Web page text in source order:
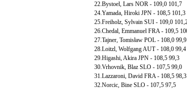
22.Bystoel, Lars NOR - 109,0 101,7
24.Yamada, Hiroki JPN - 108,5 101,3
25.Freiholz, Sylvain SUI - 109,0
26.Chedal, Emmanuel FRA - 109,5
27.Tajner, Tomisław POL - 108,0 99,9
28.Loitzl, Wolfgang AUT - 108,0 99,4
29.Higashi, Akira JPN - 108,5 99,3
30.Vrhovnik, Blaz SLO - 107,5 99,0
31.Lazzaroni, David FRA - 108,5 98,3
32.Norcic, Bine SLO - 107,5 97,5